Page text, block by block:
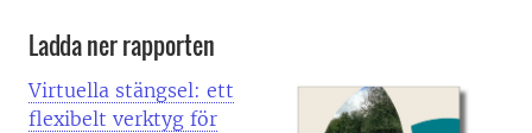
Ladda ner rapporten
Virtuella stängsel: ett
flexibelt verktyg för